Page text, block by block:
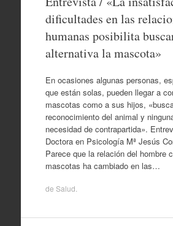
dificultades en las
humanas posibilita
alternativa la mascota»
En ocasiones algunas personas,
que están solas, pueden llegar a
mascotas como a sus hijos,
reconocimiento del animal y
necesidad de contrapartida».
Doctora en Psicología Mª Jesús
Parece que la relación del hombre
mascotas ha cambiado en las…
de Salud